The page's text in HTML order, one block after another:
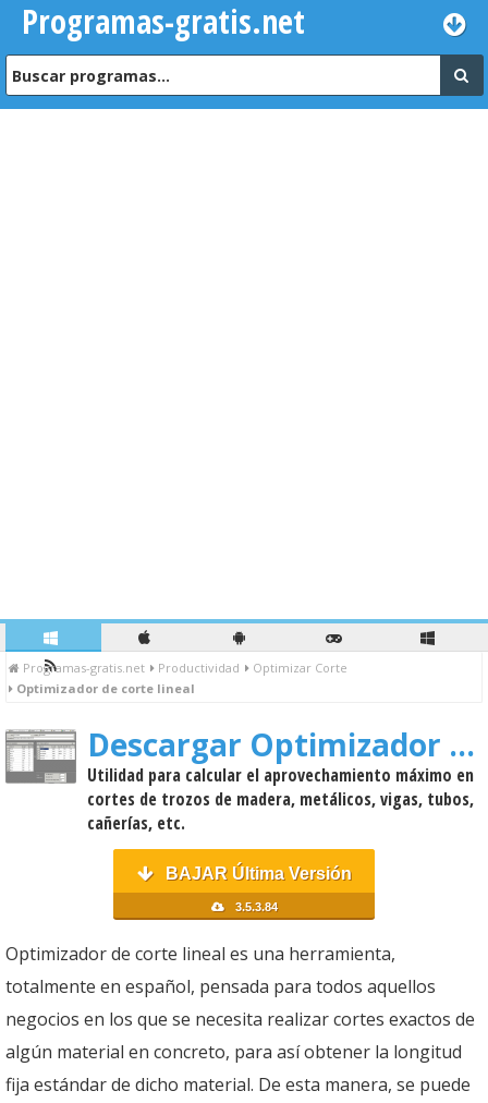
Programas-gratis.net
Programas-gratis.net Productividad
Optimizar Corte
Optimizador de corte lineal
Descargar Optimizador de corte lineal
Utilidad para calcular el aprovechamiento máximo en
cortes de trozos de madera, metálicos, vigas, tubos,
cañerías, etc.
BAJAR Última Versión
3.5.3.84
Optimizador de corte lineal es una herramienta,
totalmente en español, pensada para todos aquellos
negocios en los que se necesita realizar cortes exactos de
algún material en concreto, para así obtener la longitud
fija estándar de dicho material. De esta manera, se puede